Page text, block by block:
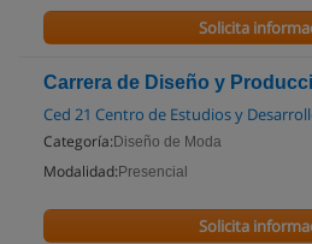
Solicita
Carrera de Diseño y
Ced 21 Centro de Estudios y
Categoría: Diseño de Moda
Modalidad: Presencial
Solicita